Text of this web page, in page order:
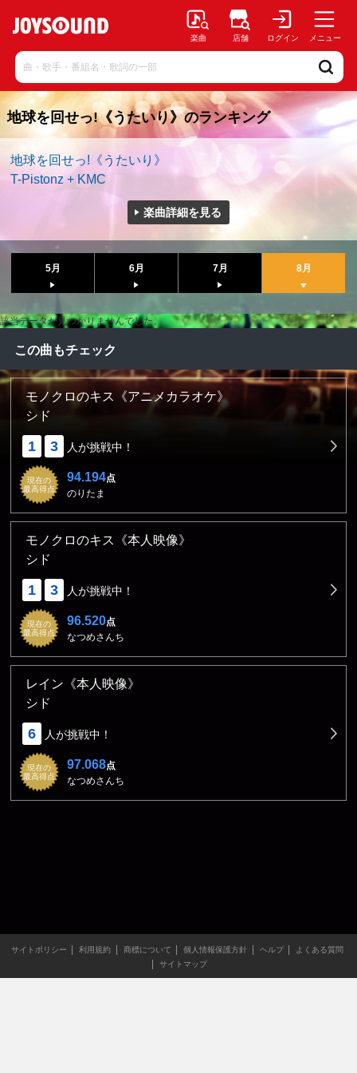
楽曲 店舗 ログイン メニュー
地球を回せっ!《うたいり》のランキング
地球を回せっ!《うたいり》
T-Pistonz + KMC
楽曲詳細を見る
5月 6月 7月 8月
該当データが見つかりませんでした。
この曲もチェック
モノクロのキス《アニメカラオケ》
シド
1 3 人が挑戦中！
現在の
最高得点
94.194点
のりたま
モノクロのキス《本人映像》
シド
1 3 人が挑戦中！
現在の
最高得点
96.520点
なつめさんち
レイン《本人映像》
シド
6 人が挑戦中！
現在の
最高得点
97.068点
なつめさんち
サイトポリシー 利用規約 商標について 個人情報保護方針 ヘルプ
よくある質問
サイトマップ